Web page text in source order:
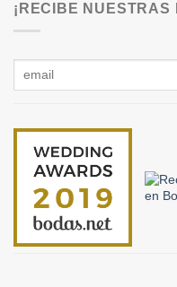
¡RECIBE NUESTRAS